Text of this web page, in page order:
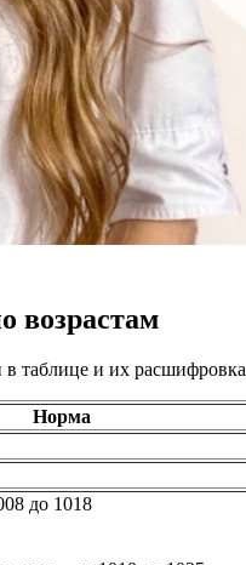
возрастам
таблице и их
Норма
до 1018